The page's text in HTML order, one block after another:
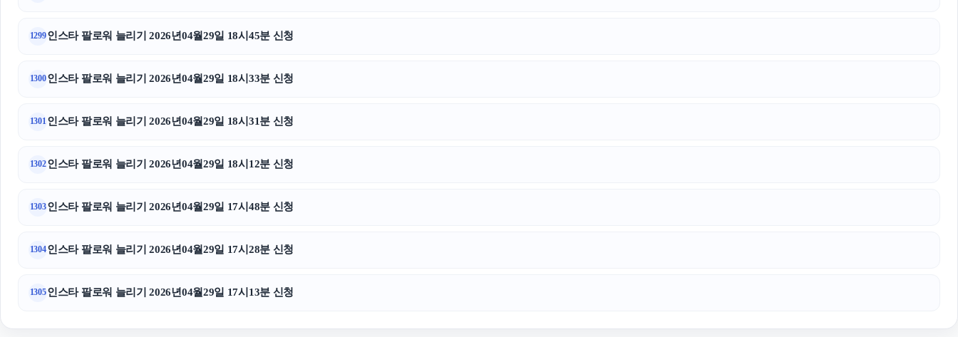
1299인스타 팔로워 늘리기 2026년04월29일 18시45분 신청
1300인스타 팔로워 늘리기 2026년04월29일 18시33분 신청
1301인스타 팔로워 늘리기 2026년04월29일 18시31분 신청
1302인스타 팔로워 늘리기 2026년04월29일 18시12분 신청
1303인스타 팔로워 늘리기 2026년04월29일 17시48분 신청
1304인스타 팔로워 늘리기 2026년04월29일 17시28분 신청
1305인스타 팔로워 늘리기 2026년04월29일 17시13분 신청